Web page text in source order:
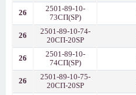
26
2501-89-10-
73СП(SP)
26
2501-89-10-74-
20СП-20SP
26
2501-89-10-
74СП(SP)
26
2501-89-10-75-
20СП-20SP